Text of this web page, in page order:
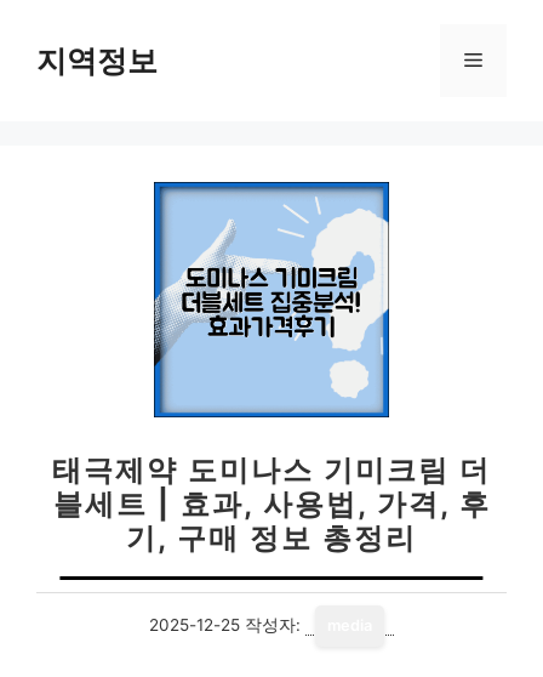
지역정보 메
태극제약 도미나스 기미크림 더
블세트 | 효과, 사용법, 가격, 후
기, 구매 정보 총정리
2025-12-25 작성자: